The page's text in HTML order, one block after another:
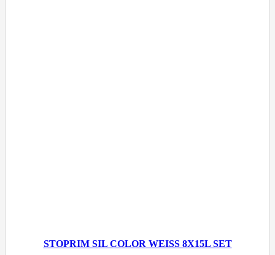
STOPRIM SIL COLOR WEISS 8X15L SET